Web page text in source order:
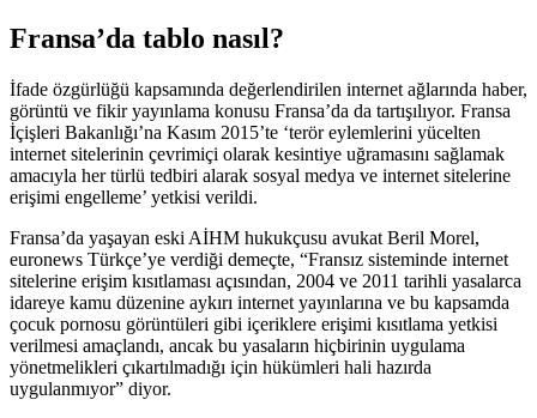
Fransa’da tablo nasıl?
İfade özgürlüğü kapsamında değerlendirilen internet ağlarında haber,
görüntü ve fikir yayınlama konusu Fransa’da da tartışılıyor. Fransa
İçişleri Bakanlığı’na Kasım 2015’te ‘terör eylemlerini yücelten
internet sitelerinin çevrimiçi olarak kesintiye uğramasını sağlamak
amacıyla her türlü tedbiri alarak sosyal medya ve internet sitelerine
erişimi engelleme’ yetkisi verildi.
Fransa’da yaşayan eski AİHM hukukçusu avukat Beril Morel,
euronews Türkçe’ye verdiği demeçte, “Fransız sisteminde internet
sitelerine erişim kısıtlaması açısından, 2004 ve 2011 tarihli yasalarca
idareye kamu düzenine aykırı internet yayınlarına ve bu kapsamda
çocuk pornosu görüntüleri gibi içeriklere erişimi kısıtlama yetkisi
verilmesi amaçlandı, ancak bu yasaların hiçbirinin uygulama
yönetmelikleri çıkartılmadığı için hükümleri hali hazırda
uygulanmıyor” diyor.